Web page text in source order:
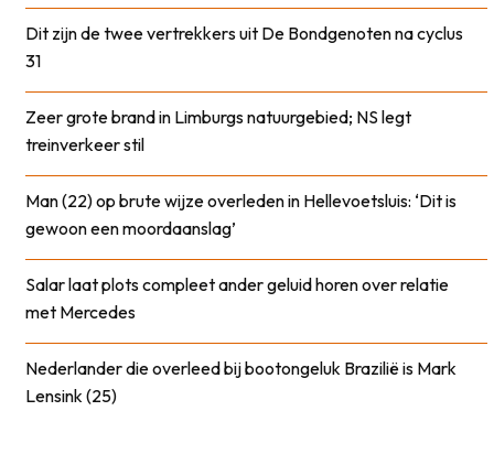
Dit zijn de twee vertrekkers uit De Bondgenoten na cyclus
31
Zeer grote brand in Limburgs natuurgebied; NS legt
treinverkeer stil
Man (22) op brute wijze overleden in Hellevoetsluis: ‘Dit is
gewoon een moordaanslag’
Salar laat plots compleet ander geluid horen over relatie
met Mercedes
Nederlander die overleed bij bootongeluk Brazilië is Mark
Lensink (25)